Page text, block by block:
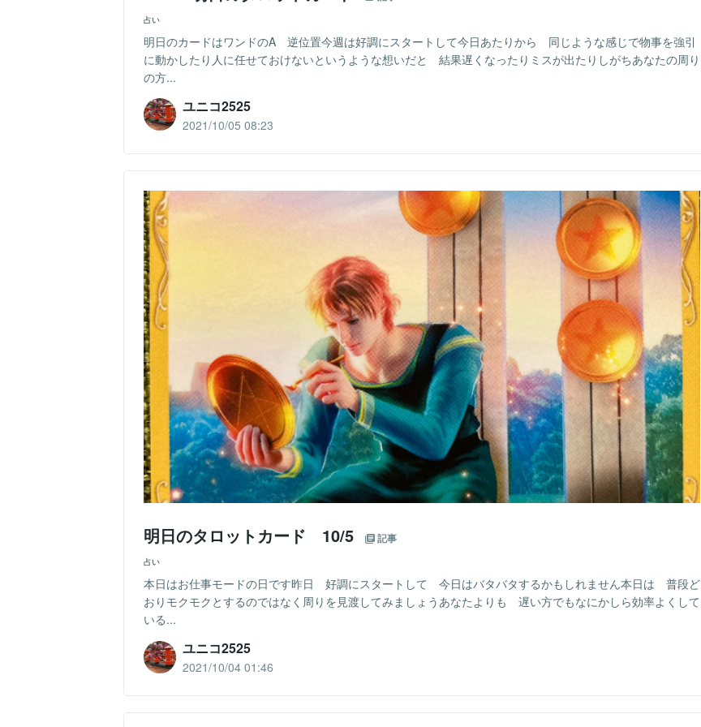
占い
明日のカードはワンドのA 逆位置今週は好調にスタートして今日あたりから 同じような感じで物事を強引
に動かしたり人に任せておけないというような想いだと 結果遅くなったりミスが出たりしがちあなたの周り
の方...
ユニコ2525
2021/10/05 08:23
明日のタロットカード 10/5 記事
占い
本日はお仕事モードの日です昨日 好調にスタートして 今日はバタバタするかもしれません本日は 普段ど
おりモクモクとするのではなく周りを見渡してみましょうあなたよりも 遅い方でもなにかしら効率よくして
いる...
ユニコ2525
2021/10/04 01:46